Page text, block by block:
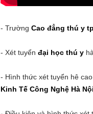
- TrườngCao đẳng thú y
- Xét tuyểnđại học thú y
- Hình thức xét tuyển hê
Kinh Tế Công Nghệ Hà Nội